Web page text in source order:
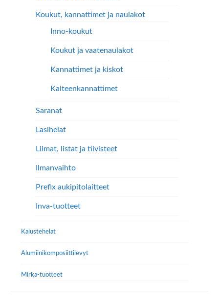
Koukut, kannattimet ja naulakot
Inno-koukut
Koukut ja vaatenaulakot
Kannattimet ja kiskot
Kaiteenkannattimet
Saranat
Lasihelat
Liimat, listat ja tiivisteet
Ilmanvaihto
Prefix aukipitolaitteet
Inva-tuotteet
Kalustehelat
Alumiini­komposiitti­levyt
Mirka-tuotteet